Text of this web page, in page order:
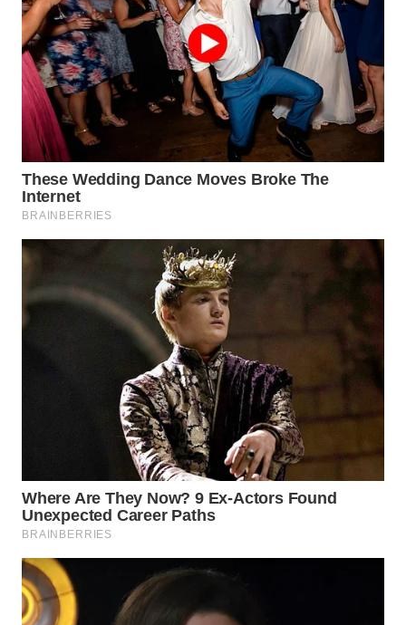
WN
NIAS
WN
LANGKAT
WN
TAPANULI
SELATAN
TANJUNG
WN
TAPANULI
TENGAH
WN DELI
SERDANG